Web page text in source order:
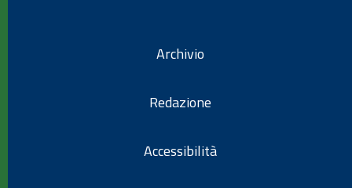
Archivio
Redazione
Accessibilità